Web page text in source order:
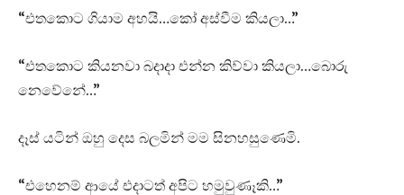
“එතකොට ගියාම අහයි…කෝ අස්වීම කියලා…”
“එතකොට කියනවා බදාදා එන්න කිව්වා කියලා…බොරු
නෙවේනේ…”
දෑස් යටින් ඔහු දෙස බලමින් මම සිනහසුණෙමි.
“එහෙනම් ආයේ එදාටත් අපිට හමුවුණෑකි…”